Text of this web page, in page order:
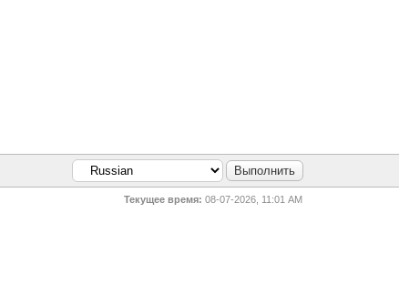
Текущее время: 08-07-2026, 11:01 AM